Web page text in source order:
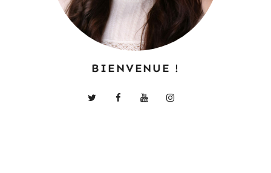
BIENVENUE !